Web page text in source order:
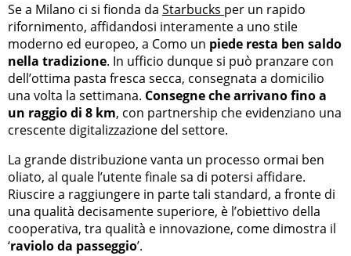
Se a Milano ci si fionda da Starbucks per un rapido
rifornimento, affidandosi interamente a uno stile
moderno ed europeo, a Como un piede resta ben saldo
nella tradizione. In ufficio dunque si può pranzare con
dell’ottima pasta fresca secca, consegnata a domicilio
una volta la settimana. Consegne che arrivano fino a
un raggio di 8 km, con partnership che evidenziano una
crescente digitalizzazione del settore.
La grande distribuzione vanta un processo ormai ben
oliato, al quale l’utente finale sa di potersi affidare.
Riuscire a raggiungere in parte tali standard, a fronte di
una qualità decisamente superiore, è l’obiettivo della
cooperativa, tra qualità e innovazione, come dimostra il
‘raviolo da passeggio’.